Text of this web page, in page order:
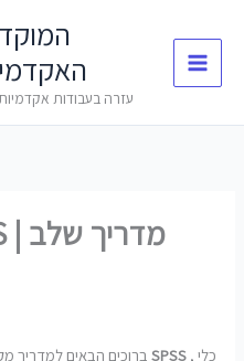
המוקד
האקדמי
עזרה בעבודות אקדמיות
ברוכים הבאים למדריך באמצעותSPSS , כלי